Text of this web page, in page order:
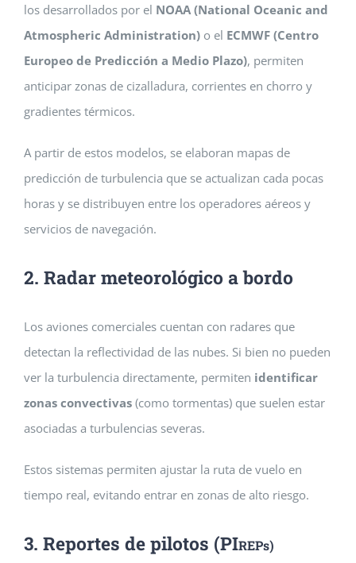
los desarrollados por el NOAA (National Oceanic and
Atmospheric Administration)o el ECMWF (Centro
Europeo de Predicción a Medio Plazo), permiten
anticipar zonas de cizalladura, corrientes en chorro y
gradientes térmicos.
A partir de estos modelos, se elaboran mapas de
predicción de turbulencia que se actualizan cada pocas
horas y se distribuyen entre los operadores aéreos y
servicios de navegación.
2. Radar meteorológico a bordo
Los aviones comerciales cuentan con radares que
detectan la reflectividad de las nubes. Si bien no pueden
ver la turbulencia directamente, permiten identificar
zonas convectivas(como tormentas) que suelen estar
asociadas a turbulencias severas.
Estos sistemas permiten ajustar la ruta de vuelo en
tiempo real, evitando entrar en zonas de alto riesgo.
3. Reportes de pilotos (PIREPs)